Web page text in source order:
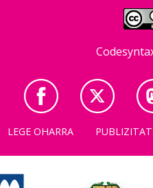
LEGE OHARRA